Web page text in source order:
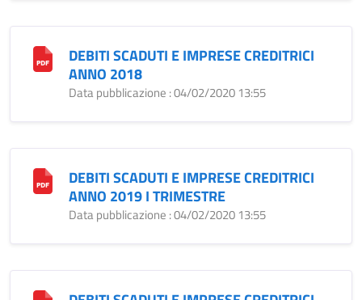
DEBITI SCADUTI E IMPRESE CREDITRICI
ANNO 2018
Data pubblicazione : 04/02/2020 13:55
DEBITI SCADUTI E IMPRESE CREDITRICI
ANNO 2019 I TRIMESTRE
Data pubblicazione : 04/02/2020 13:55